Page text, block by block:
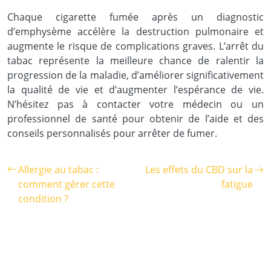
Chaque cigarette fumée après un diagnostic
d’emphysème accélère la destruction pulmonaire et
augmente le risque de complications graves. L’arrêt du
tabac représente la meilleure chance de ralentir la
progression de la maladie, d’améliorer significativement
la qualité de vie et d’augmenter l’espérance de vie.
N’hésitez pas à contacter votre médecin ou un
professionnel de santé pour obtenir de l’aide et des
conseils personnalisés pour arrêter de fumer.
Allergie au tabac :
comment gérer cette
condition ?
Les effets du CBD sur la
fatigue